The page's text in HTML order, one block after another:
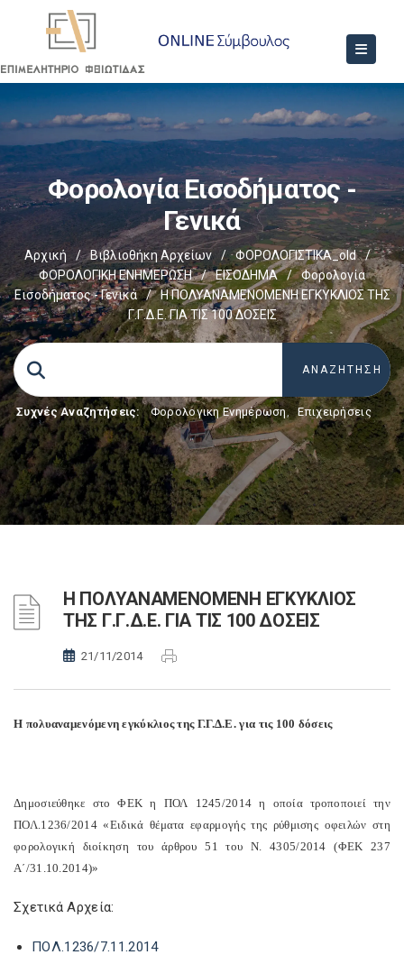
Φορολογία Εισοδήματος -
Γενικά
Αρχική / Βιβλιοθήκη Αρχείων / ΦΟΡΟΛΟΓΙΣΤΙΚΑ_old
/
ΦΟΡΟΛΟΓΙΚΗ ΕΝΗΜΕΡΩΣΗ
/ ΕΙΣΟΔΗΜΑ /
Φορολογία
Εισοδήματος - Γενικά
/
Η ΠΟΛΥΑΝΑΜΕΝΟΜΕΝΗ ΕΓΚΥΚΛΙΟΣ ΤΗΣ
Γ.Γ.Δ.Ε. ΓΙΑ ΤΙΣ 100 ΔΟΣΕΙΣ
Συχνές Αναζητήσεις: Φορολογικη Ενημέρωση, Επιχειρήσεις
Η ΠΟΛΥΑΝΑΜΕΝΟΜΕΝΗ ΕΓΚΥΚΛΙΟΣ
ΤΗΣ Γ.Γ.Δ.Ε. ΓΙΑ ΤΙΣ 100 ΔΟΣΕΙΣ
21/11/2014
Η πολυαναμενόμενη εγκύκλιος της Γ.Γ.Δ.Ε. για τις 100 δόσεις
Δημοσιεύθηκε στο ΦΕΚ η ΠΟΛ 1245/2014 η οποία τροποποιεί την
ΠΟΛ.1236/2014 «Ειδικά θέματα εφαρμογής της ρύθμισης οφειλών στη
φορολογική διοίκηση του άρθρου 51 του Ν. 4305/2014 (ΦΕΚ 237
Α΄/31.10.2014)»
Σχετικά Αρχεία:
ΠΟΛ.1236/7.11.2014